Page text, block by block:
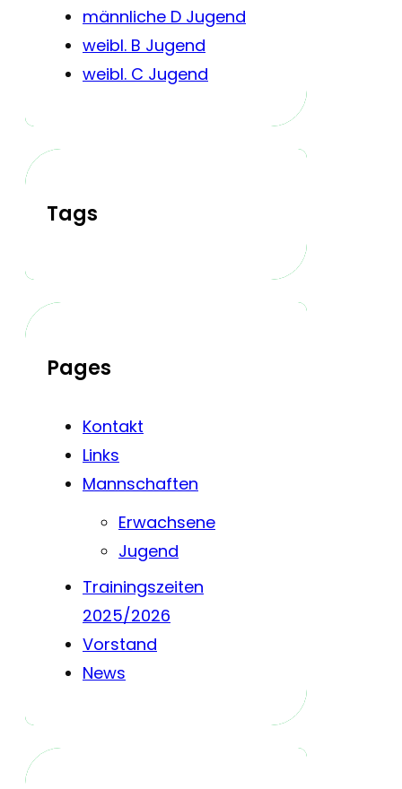
männliche D Jugend
weibl. B Jugend
weibl. C Jugend
Tags
Pages
Kontakt
Links
Mannschaften
Erwachsene
Jugend
Trainingszeiten
2025/2026
Vorstand
News